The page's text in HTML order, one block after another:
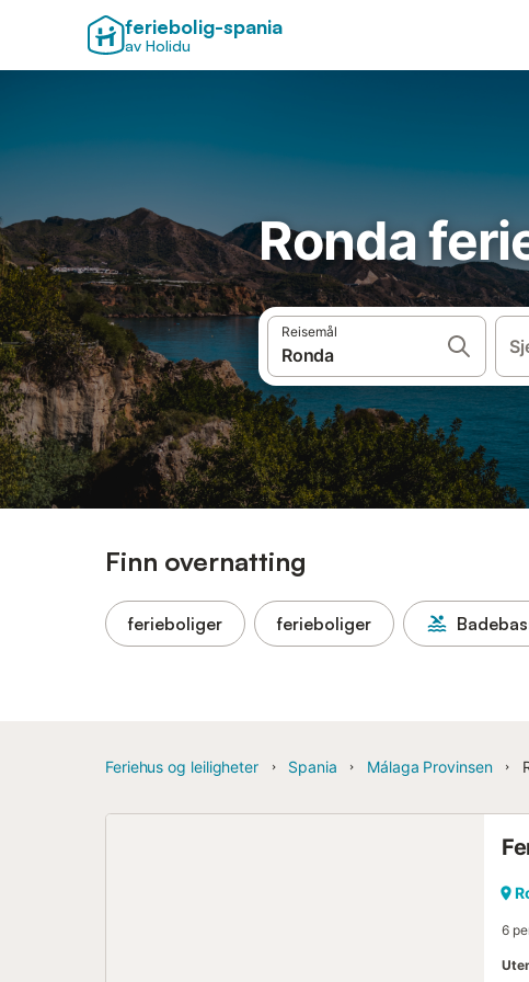
feriebolig-spania
av Holidu
Ronda
Reisemål
Finn overnatting
ferieboliger ferieboliger
Feriehus og leiligheter Spania Málaga Provinsen
6